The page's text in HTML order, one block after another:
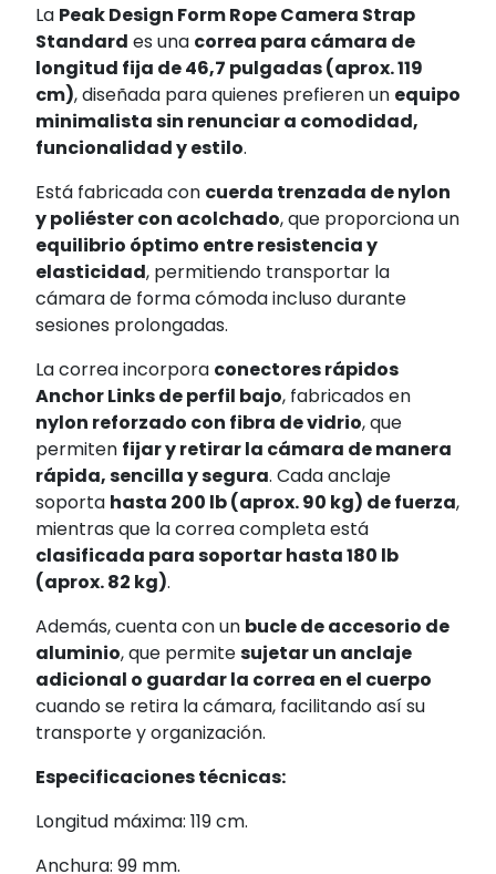
La Peak Design Form Rope Camera Strap
Standard es una correa para cámara de
longitud fija de 46,7 pulgadas (aprox. 119
cm), diseñada para quienes prefieren un equipo
minimalista sin renunciar a comodidad,
funcionalidad y estilo.
Está fabricada con cuerda trenzada de nylon
y poliéster con acolchado, que proporciona un
equilibrio óptimo entre resistencia y
elasticidad, permitiendo transportar la
cámara de forma cómoda incluso durante
sesiones prolongadas.
La correa incorpora conectores rápidos
Anchor Links de perfil bajo, fabricados en
nylon reforzado con fibra de vidrio, que
permiten fijar y retirar la cámara de manera
rápida, sencilla y segura. Cada anclaje
soporta hasta 200 lb (aprox. 90 kg) de fuerza,
mientras que la correa completa está
clasificada para soportar hasta 180 lb
(aprox. 82 kg).
Además, cuenta con un bucle de accesorio de
aluminio, que permitesujetar un anclaje
adicional o guardar la correa en el cuerpo
cuando se retira la cámara, facilitando así su
transporte y organización.
Especificaciones técnicas:
Longitud máxima: 119 cm.
Anchura: 99 mm.